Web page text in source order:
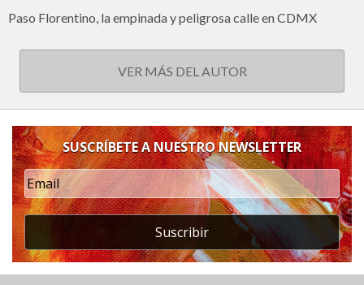
Paso Florentino, la empinada y peligrosa calle en CDMX
VER MÁS DEL AUTOR
SUSCRÍBETE A NUESTRO NEWSLETTER
Suscribir